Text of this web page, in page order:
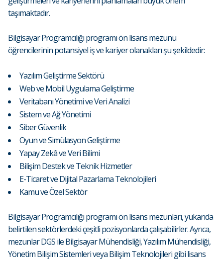
taşımaktadır.
Bilgisayar Programcılığı programı ön lisans mezunu
öğrencilerinin potansiyel iş ve kariyer olanakları şu şekildedir:
Yazılım Geliştirme Sektörü
Web ve Mobil Uygulama Geliştirme
Veritabanı Yönetimi ve Veri Analizi
Sistem ve Ağ Yönetimi
Siber Güvenlik
Oyun ve Simülasyon Geliştirme
Yapay Zekâ ve Veri Bilimi
Bilişim Destek ve Teknik Hizmetler
E-Ticaret ve Dijital Pazarlama Teknolojileri
Kamu ve Özel Sektör
Bilgisayar Programcılığı programı ön lisans mezunları, yukarıda
belirtilen sektörlerdeki çeşitli pozisyonlarda çalışabilirler. Ayrıca,
mezunlar DGS ile Bilgisayar Mühendisliği, Yazılım Mühendisliği,
Yönetim Bilişim Sistemleri veya Bilişim Teknolojileri gibi lisans